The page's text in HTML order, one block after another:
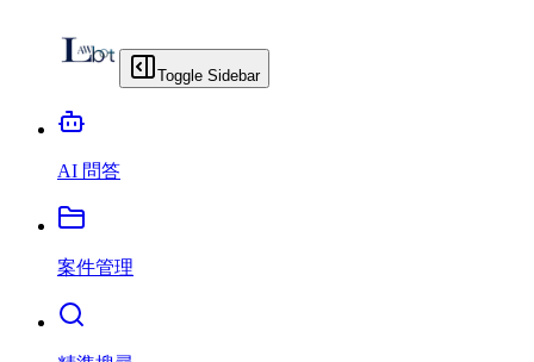
Toggle Sidebar
AI 問答
案件管理